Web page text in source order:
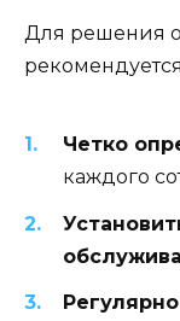
Для решения
Четко
каждого